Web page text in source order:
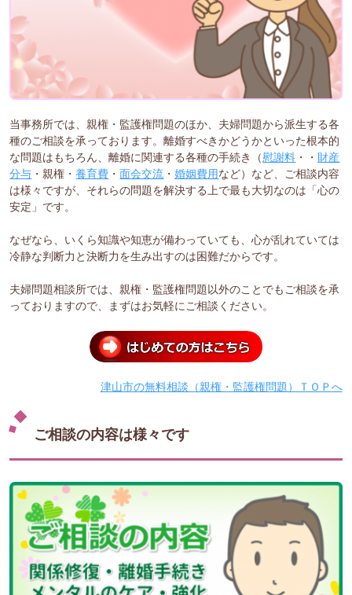
当事務所では、親権・監護権問題のほか、夫婦問題から派生する各
種のご相談を承っております。離婚すべきかどうかといった根本的
な問題はもちろん、離婚に関連する各種の手続き（慰謝料 ・・ 財産
分与 ・親権・養育費 ・面会交流 ・婚姻費用など）など、ご相談内容
は様々ですが、それらの問題を解決する上で最も大切なのは「心の
安定」です。
なぜなら、いくら知識や知恵が備わっていても、心が乱れていては
冷静な判断力と決断力を生み出すのは困難だからです。
夫婦問題相談所では、親権・監護権問題以外のことでもご相談を承
っておりますので、まずはお気軽にご相談ください。
津山市の無料相談（親権・監護権問題）ＴＯＰへ
ご相談の内容は様々です